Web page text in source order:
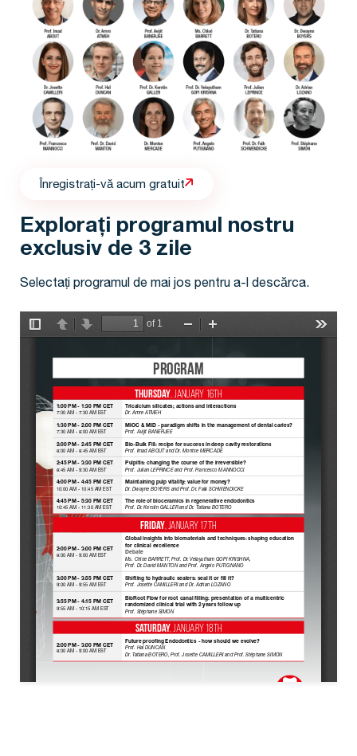
Înregistrați-vă acum gratuit
Explorați programul nostru
exclusiv de 3 zile
Selectați programul de mai jos pentru a-l descărca.